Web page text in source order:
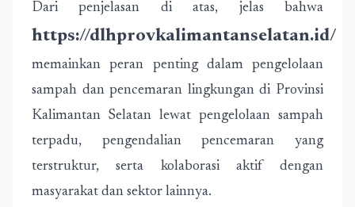
Dari penjelasan di atas, jelas bahwa
https://dlhprovkalimantanselatan.id/
memainkan peran penting dalam pengelolaan
sampah dan pencemaran lingkungan di Provinsi
Kalimantan Selatan lewat pengelolaan sampah
terpadu, pengendalian pencemaran yang
terstruktur, serta kolaborasi aktif dengan
masyarakat dan sektor lainnya.